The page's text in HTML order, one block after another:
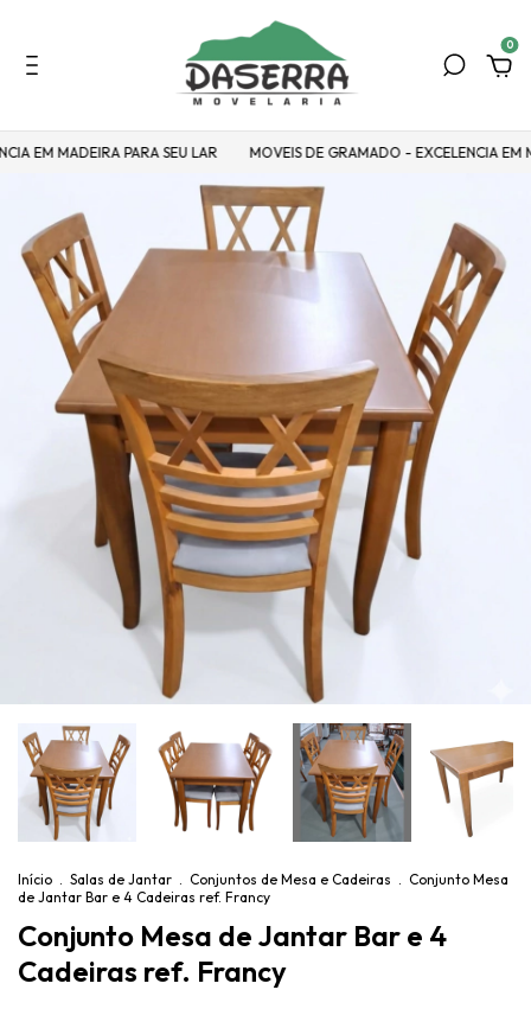
0
MADEIRA PARA SEU LAR MOVEIS DE GRAMADO - EXCELENCIA EM
Início . Salas de Jantar . Conjuntos de Mesa e Cadeiras . Conjunto Mesa
de Jantar Bar e 4 Cadeiras ref. Francy
Conjunto Mesa de Jantar Bar e 4
Cadeiras ref. Francy